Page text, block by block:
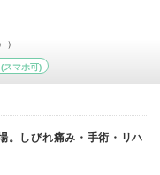
）
(スマホ可)
しびれ痛み・手術・リハ